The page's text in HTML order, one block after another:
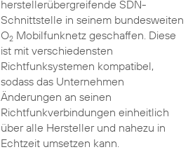
herstellerübergreifende SDN-
Schnittstelle in seinem bundesweiten
O2Mobilfunknetz geschaffen. Diese
ist mit verschiedensten
Richtfunksystemen kompatibel,
sodass das Unternehmen
Änderungen an seinen
Richtfunkverbindungen einheitlich
über alle Hersteller und nahezu in
Echtzeit umsetzen kann.